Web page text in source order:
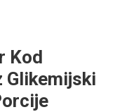
Kod
Glikemijski